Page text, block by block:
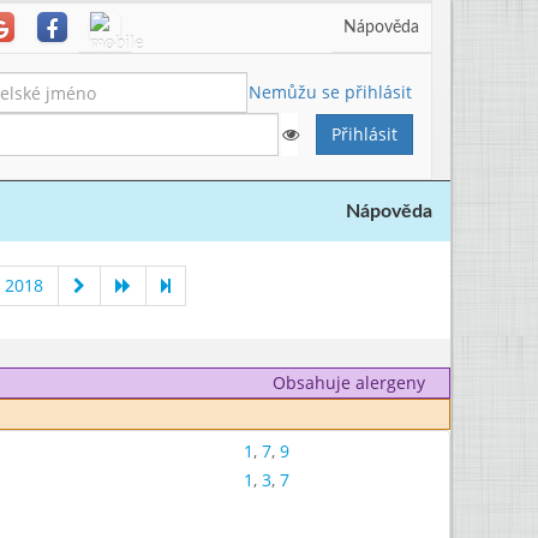
Nápověda
Nemůžu se přihlásit
Nápověda
Obsahuje alergeny
1, 7, 9
1, 3, 7